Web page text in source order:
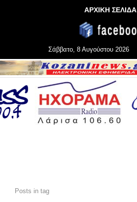
ΑΡΧΙΚΗ ΣΕΛΙΔΑ
Σάββατο, 8 Αυγούστου 2026
Posts in tag